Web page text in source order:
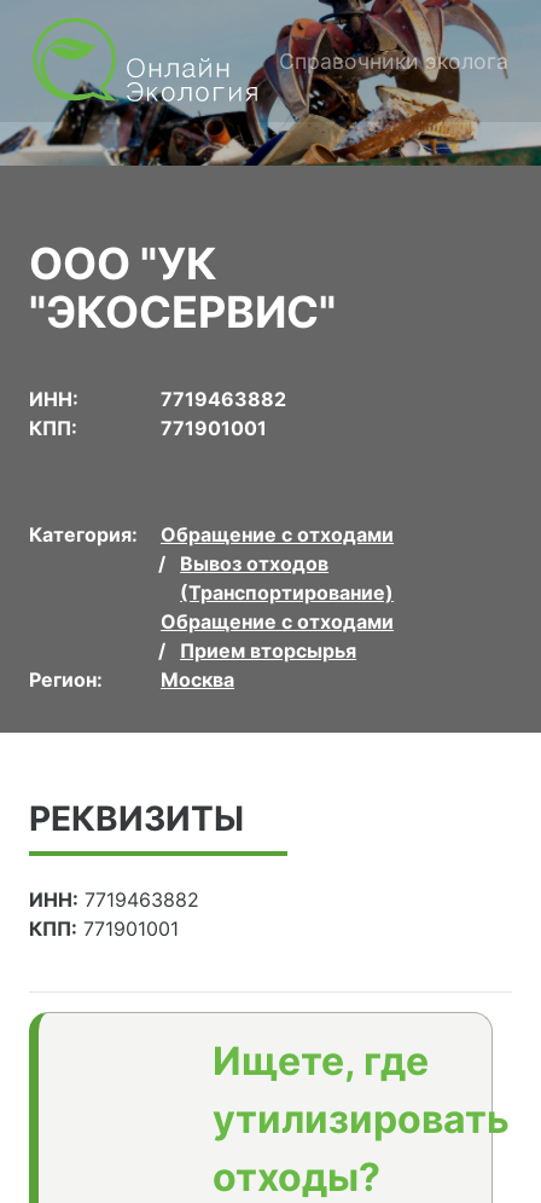
Справочники эколога
ООО "УК
"ЭКОСЕРВИС"
ИНН:
7719463882
КПП:
771901001
Категория:
Обращение с отходами
Вывоз отходов
(Транспортирование)
Обращение с отходами
Прием вторсырья
Регион:
Москва
РЕКВИЗИТЫ
ИНН: 7719463882
КПП: 771901001
Ищете, где
утилизировать
отходы?